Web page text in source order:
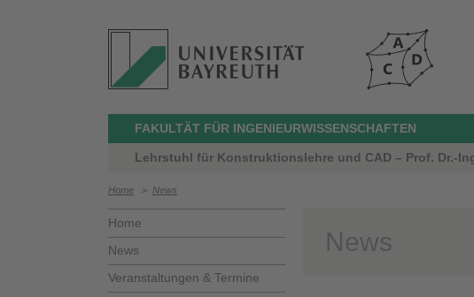
FAKULTÄT FÜR INGENIEURWISSENSCHAFTEN
Lehrstuhl für Konstruktionslehre und CAD – Prof. Dr.-
Home > News
Home
News
Veranstaltungen & Termine
News